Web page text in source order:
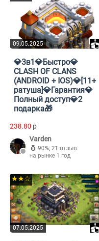
09.05.2025
💎3в1💎Быстро💎
CLASH OF CLANS
(ANDROID + IOS)💎[11+
ратуша]💎Гарантия💎
Полный доступ💎2
подарка🎁
238.80 p
Varden
90%, 21 отзыв
на рынке 1 год
07.05.2025
★★☆